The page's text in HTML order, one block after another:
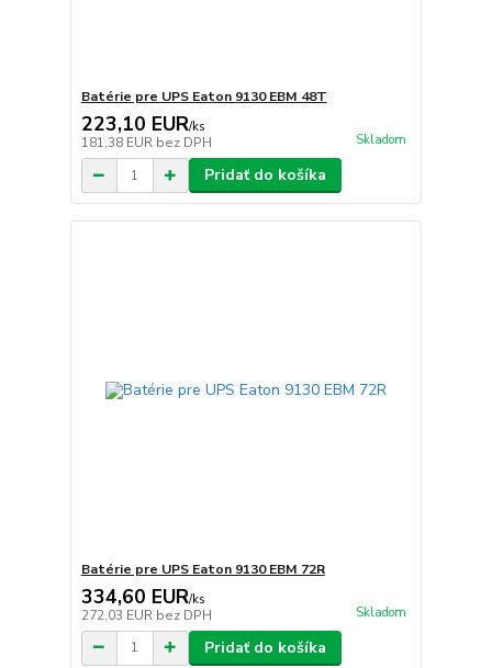
Batérie pre UPS Eaton 9130 EBM 48T
223,10 EUR/ks
181,38 EUR bez DPH Skladom
Pridať do košíka
Batérie pre UPS Eaton 9130 EBM 72R
334,60 EUR/ks
272,03 EUR bez DPH Skladom
Pridať do košíka